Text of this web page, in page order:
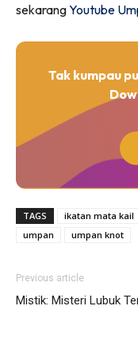
sekarangYoutube
Tak kumpau
TAGS ikatan mata kail
umpan
umpan knot
Previous article
Mistik: Misteri Lubuk